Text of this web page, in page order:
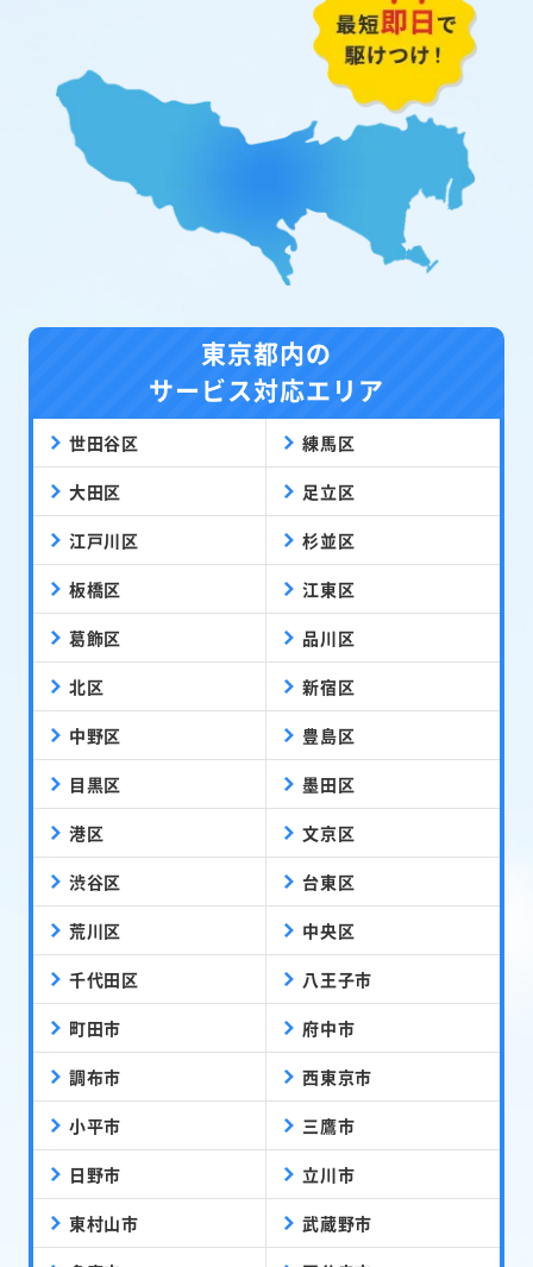
東京都内の
サービス対応エリア
世田谷区 練馬区
大田区 足立区
江戸川区 杉並区
板橋区 江東区
葛飾区 品川区
北区 新宿区
中野区 豊島区
目黒区 墨田区
港区 文京区
渋谷区 台東区
荒川区 中央区
千代田区 八王子市
町田市 府中市
調布市 西東京市
小平市 三鷹市
日野市 立川市
東村山市 武蔵野市